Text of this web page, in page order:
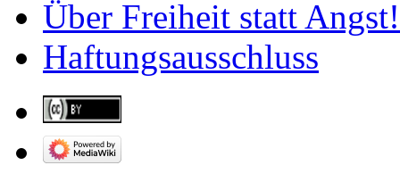
Über Freiheit statt Angst!
Haftungsausschluss